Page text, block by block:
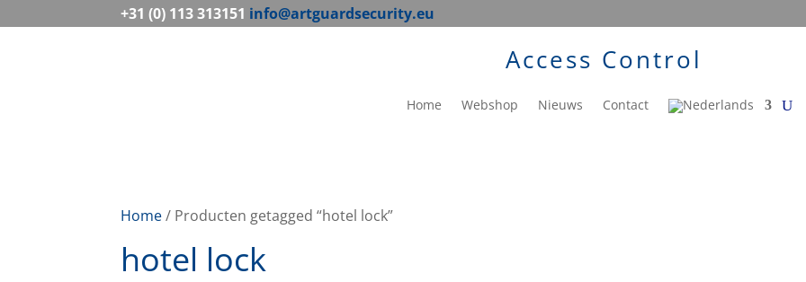
+31 (0) 113 313151 info@artguardsecurity.eu
Access Control
Home Webshop Nieuws Contact
Home/ Producten getagged “hotel lock”
hotel lock